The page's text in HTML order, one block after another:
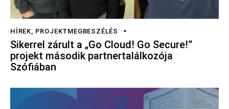
HÍREK PROJEKTMEGBESZÉLÉS
Sikerrel zárult a „Go Cloud! Go Secure!”
projekt második partnertalálkozója
Szófiában